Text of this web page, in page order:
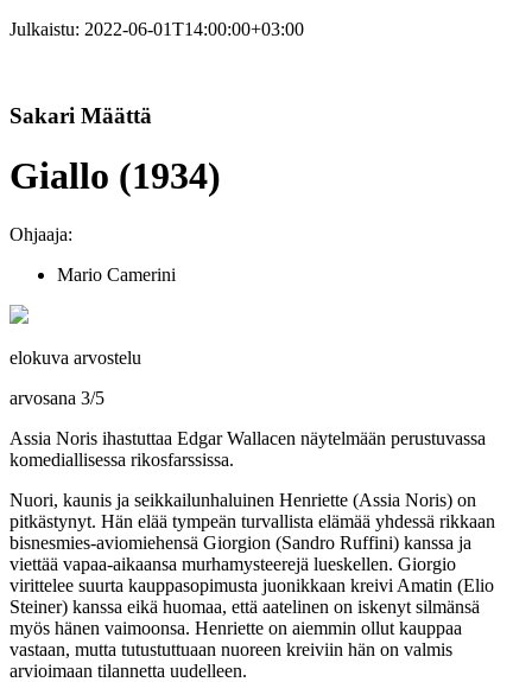
Julkaistu: 2022-06-01T14:00:00+03:00
Sakari Määttä
Giallo (1934)
Ohjaaja:
Mario Camerini
elokuva arvostelu
arvosana 3/5
Assia Noris ihastuttaa Edgar Wallacen näytelmään perustuvassa
komediallisessa rikosfarssissa.
Nuori, kaunis ja seikkailunhaluinen Henriette (Assia Noris) on
pitkästynyt. Hän elää tympeän turvallista elämää yhdessä rikkaan
bisnesmies-aviomiehensä Giorgion (Sandro Ruffini) kanssa ja
viettää vapaa-aikaansa murhamysteerejä lueskellen. Giorgio
virittelee suurta kauppasopimusta juonikkaan kreivi Amatin (Elio
Steiner) kanssa eikä huomaa, että aatelinen on iskenyt silmänsä
myös hänen vaimoonsa. Henriette on aiemmin ollut kauppaa
vastaan, mutta tutustuttuaan nuoreen kreiviin hän on valmis
arvioimaan tilannetta uudelleen.